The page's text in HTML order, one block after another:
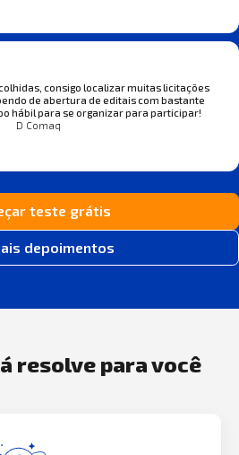
consigo localizar muitas licitações
de abertura de editais com bastante
hábil para se organizar para participar!
D Comaq
teste grátis
depoimentos
resolve para você